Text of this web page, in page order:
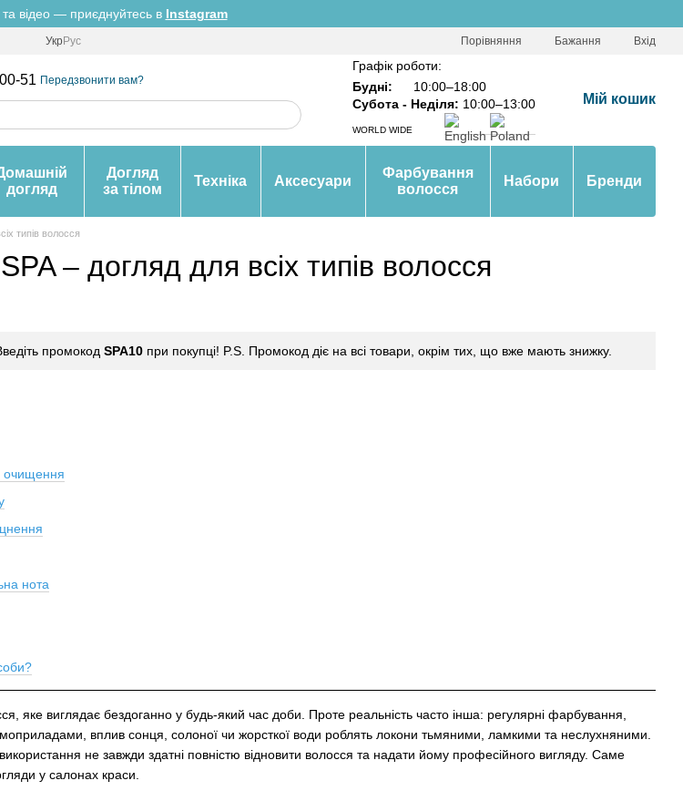
та відео — приєднуйтесь в Instagram
УкрРус Порівняння Бажання Вхід
51 Передзвонити вам?
Графік роботи:
Будні:
10:00–18:00
Субота - Неділя: 10:00–13:00
WORLD WIDE
Мій кошик
догляд
Догляд
за тілом
Техніка Аксесуари
Фарбування
волосся
Набори Бренди
типів волосся
– догляд для всіх типів волосся
промокод SPA10 при покупці! P.S. Промокод діє на всі товари, окрім тих, що вже мають знижку.
очищення
нота
яке виглядає бездоганно у будь-який час доби. Проте реальність часто інша: регулярні фарбування,
вплив сонця, солоної чи жорсткої води роблять локони тьмяними, ламкими та неслухняними.
не завжди здатні повністю відновити волосся та надати йому професійного вигляду. Саме
у салонах краси.